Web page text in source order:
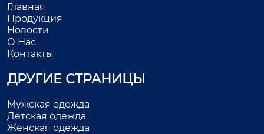
Главная
Продукция
Новости
О Нас
Контакты
ДРУГИЕ СТРАНИЦЫ
Мужская одежда
Детская одежда
Женская одежда